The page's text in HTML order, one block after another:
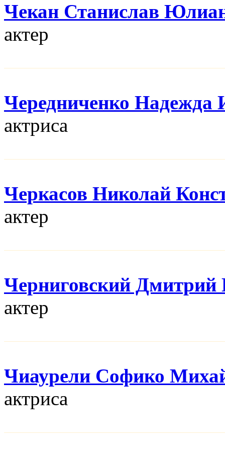
Чекан Станислав
актер
Чередниченко Надежда
актриса
Черкасов Николай
актер
Черниговский Дмитрий
актер
Чиаурели Софико
актриса